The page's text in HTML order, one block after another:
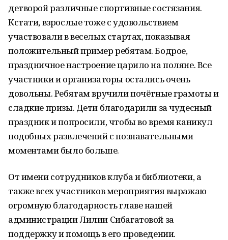
детворой различные спортивные состязания.
Кстати, взрослые тоже с удовольствием
участвовали в веселых стартах, показывая
положительный пример ребятам. Бодрое,
праздничное настроение царило на поляне. Все
участники и организаторы остались очень
довольны. Ребятам вручили почётные грамоты и
сладкие призы. Дети благодарили за чудесный
праздник и попросили, чтобы во время каникул
подобных развлечений с познавательными
моментами было больше.
От имени сотрудников клуба и библиотеки, а
также всех участников мероприятия выражаю
огромную благодарность главе нашей
администрации Лилии Сибагатовой за
поддержку и помощь в его проведении.